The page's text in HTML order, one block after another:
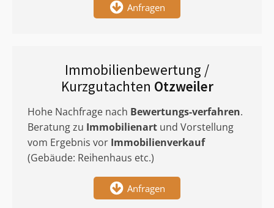
Anfragen
Immobilienbewertung /
Kurzgutachten Otzweiler
Hohe Nachfrage nach Bewertungs-verfahren.
Beratung zu Immobilienart und Vorstellung
vom Ergebnis vor Immobilienverkauf
(Gebäude: Reihenhaus etc.)
Anfragen